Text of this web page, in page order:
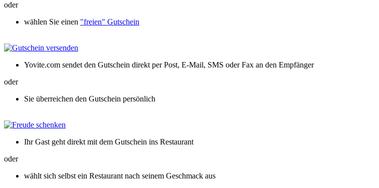
oder
wählen Sie einen "freien" Gutschein
Yovite.com sendet den Gutschein direkt per Post, E-Mail, SMS oder Fax an den Empfänger
oder
Sie überreichen den Gutschein persönlich
Ihr Gast geht direkt mit dem Gutschein ins Restaurant
oder
wählt sich selbst ein Restaurant nach seinem Geschmack aus